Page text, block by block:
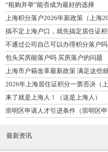
“租购并举”能否成为最好的选择
上海积分落户2026年新政策（上海
搞不定上海户口，就先搞定居住证
不通过公司自己可以办理积分落户吗
包头买房能落户吗 买房落户的问题
上海市户籍改革最新政策 满足这些
2026年上海居住证积分一票否决（
来了就是上海人！（这是上海人）
崇明区申请人才引进条件（崇明区
最新资讯